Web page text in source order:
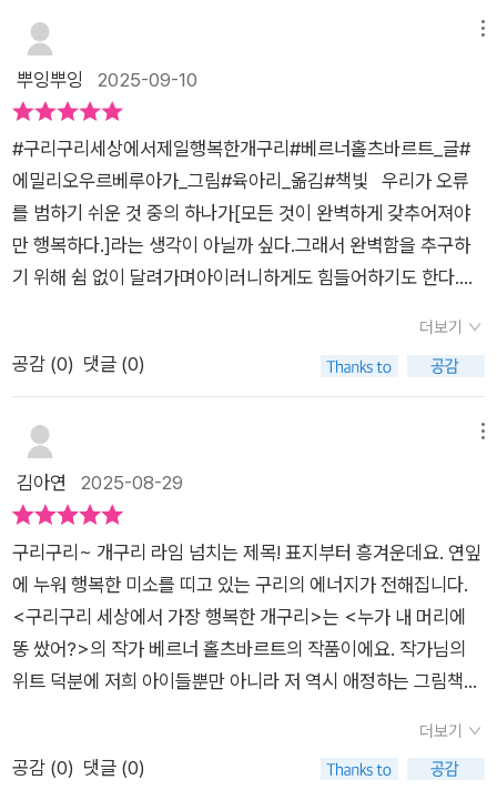
뿌잉뿌잉 2025-09-10
#구리구리세상에서제일행복한개구리#베르너홀츠바르트_글#
에밀리오우르베루아가_그림#육아리_옮김#책빛 우리가 오류
를 범하기 쉬운 것 중의 하나가[모든 것이 완벽하게 갖추어져야
만 행복하다.]라는 생각이 아닐까 싶다.그래서 완벽함을 추구하
기 위해 쉼 없이 달려가며아이러니하게도 힘들어하기도 한다.<
벽했던 구리구리에게 생긴 결핍은구리구리의 행복했던 모든 생
불행했으며자신있게 돌던 공중제비도 도전하기조차 겁이 나게
만들었다.하지만 위기의 순간에 일어난 실수는 전화위복의 결과
를 만들고구리구리가 다시 공중제비를 돌 수 있는 기쁨을 누리게
수 없다고 생각했지만 그 불행의 지점을 다시 만났을 때 예기치
못했던 결과가 나타나고그 결과로 말미암아 새로운 행복을 발견
하게 되는 것이 좋았다. <누가 내 머리에 똥 쌌어?>를 쓴 에밀
리오 우르베루아 작가의 유쾌함을 가득 품은<구리구리 세상에서
제일 행복한 개구리>는 절망 속에서도 다시 행복해질 수 있다는
희망과 기대를 우리에게 보여주고 있다.그리고 그런 구리구리를
지지하며 응원해 주는 구리구리의 친구들의 우정도 보여 준다.
더보기
공감 (0) 댓글 (0)
김아연 2025-08-29
구리구리~ 개구리 라임 넘치는 제목! 표지부터 흥겨운데요. 연잎
에 누워 행복한 미소를 띠고 있는 구리의 에너지가 전해집니다.
<구리구리 세상에서 가장 행복한 개구리>는 <누가 내 머리에
똥 쌌어?>의 작가 베르너 홀츠바르트의 작품이에요. 작가님의
위트 덕분에 저희 아이들뿐만 아니라 저 역시 애정하는 그림책이
홀츠바르트 작가님은 이 그림책을 통해 행복은 잃어버린 것이 아
더보기
공감 (0) 댓글 (0)